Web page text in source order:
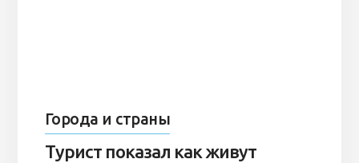
Города и страны
Турист показал как живут